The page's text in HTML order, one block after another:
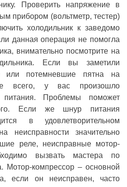
Проверить напряжение в
прибором (вольтметр, тестер)
холодильник к заведомо
данная операция не помогла
внимательно посмотрите на
Если вы заметили
или потемневшие пятна на
всего, у вас произошло
питания. Проблемы поможет
Если же шнур питания
в удовлетворительном
неисправности значительно
реле, неисправные мотор-
вызвать мастера по
Мотор-компрессор – основной
если он неисправен, часто